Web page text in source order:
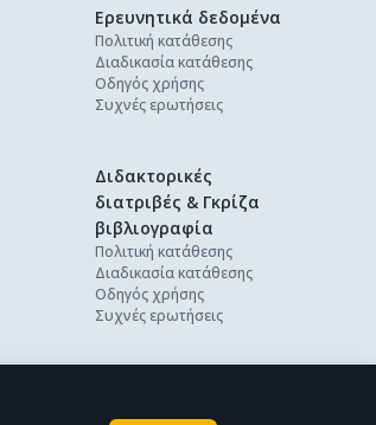
Ερευνητικά δεδομένα
Πολιτική κατάθεσης
Διαδικασία κατάθεσης
Οδηγός χρήσης
Συχνές ερωτήσεις
Διδακτορικές
διατριβές & Γκρίζα
βιβλιογραφία
Πολιτική κατάθεσης
Διαδικασία κατάθεσης
Οδηγός χρήσης
Συχνές ερωτήσεις